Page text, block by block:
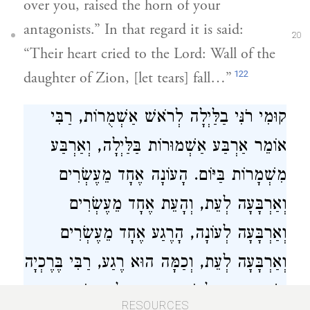
20
over you, raised the horn of your
antagonists.” In that regard it is said:
“Their heart cried to the Lord: Wall of the
daughter of Zion, [let tears] fall…” 122
קוּמִי רֹנִּי בַלַּיְלָה לְרֹאשׁ אַשְׁמֻרוֹת, רַבִּי
אוֹמֵר אַרְבַּע אַשְׁמוּרוֹת בַּלַּיְלָה, וְאַרְבַּע
מִשְׁמָרוֹת בַּיּוֹם. הָעוֹנָה אֶחָד מֵעֶשְׂרִים
וְאַרְבָּעָה לְעֵת, וְהָעֵת אֶחָד מֵעֶשְׂרִים
וְאַרְבָּעָה לְעוֹנָה, הָרֶגַע אֶחָד מֵעֶשְׂרִים
וְאַרְבָּעָה לְעֵת, וְכַמָּה הוּא רֶגַע, רַבִּי בֶּרֶכְיָה
בְּשֵׁם רַבִּי חֶלְבּוֹ אָמַר כְּדֵי לְאָמְרוֹ. וְרַבָּנָן
RESOURCES